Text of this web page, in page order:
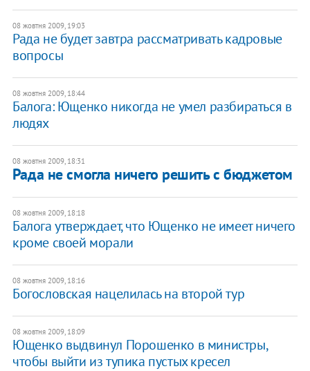
08 жовтня 2009, 19:03
Рада не будет завтра рассматривать кадровые
вопросы
08 жовтня 2009, 18:44
Балога: Ющенко никогда не умел разбираться в
людях
08 жовтня 2009, 18:31
Рада не смогла ничего решить с бюджетом
08 жовтня 2009, 18:18
Балога утверждает, что Ющенко не имеет ничего
кроме своей морали
08 жовтня 2009, 18:16
Богословская нацелилась на второй тур
08 жовтня 2009, 18:09
Ющенко выдвинул Порошенко в министры,
чтобы выйти из тупика пустых кресел